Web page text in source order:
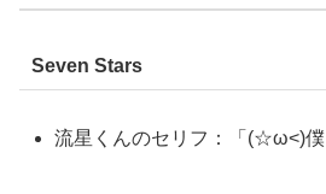
Seven Stars
流星くんのセリフ：「(☆ω<)僕